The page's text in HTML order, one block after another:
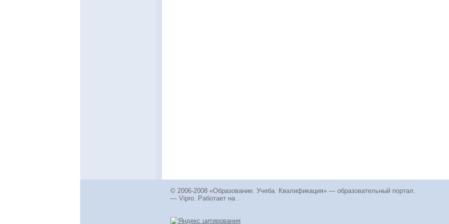
© 2006-2008 «Образование. Учеба. Квалификация» — образовательный портал.
— Vipro. Работает на .